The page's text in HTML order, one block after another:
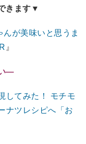
きます▼
んが美味いと思うま
』
―
してみた！ モチモ
ナツレシピへ「お